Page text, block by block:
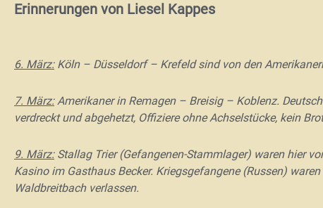
Erinnerungen von Liesel Kappes
6. März:Köln – Düsseldorf – Krefeld sind von den
7. März:Amerikaner in Remagen – Breisig – Koblenz.
verdreckt und abgehetzt, Offiziere ohne Achselstücke, kein
9. März:Stallag Trier (Gefangenen-Stammlager) waren hier
Kasino im Gasthaus Becker. Kriegsgefangene (Russen)
Waldbreitbach verlassen.